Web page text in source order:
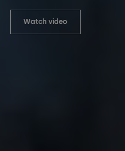
Watch video